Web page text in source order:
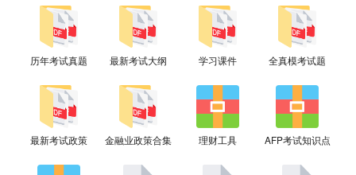
历年考试真题 最新考试大纲 学习课件 全真模考试题
最新考试政策 金融业政策合集 理财工具 AFP考试知识点